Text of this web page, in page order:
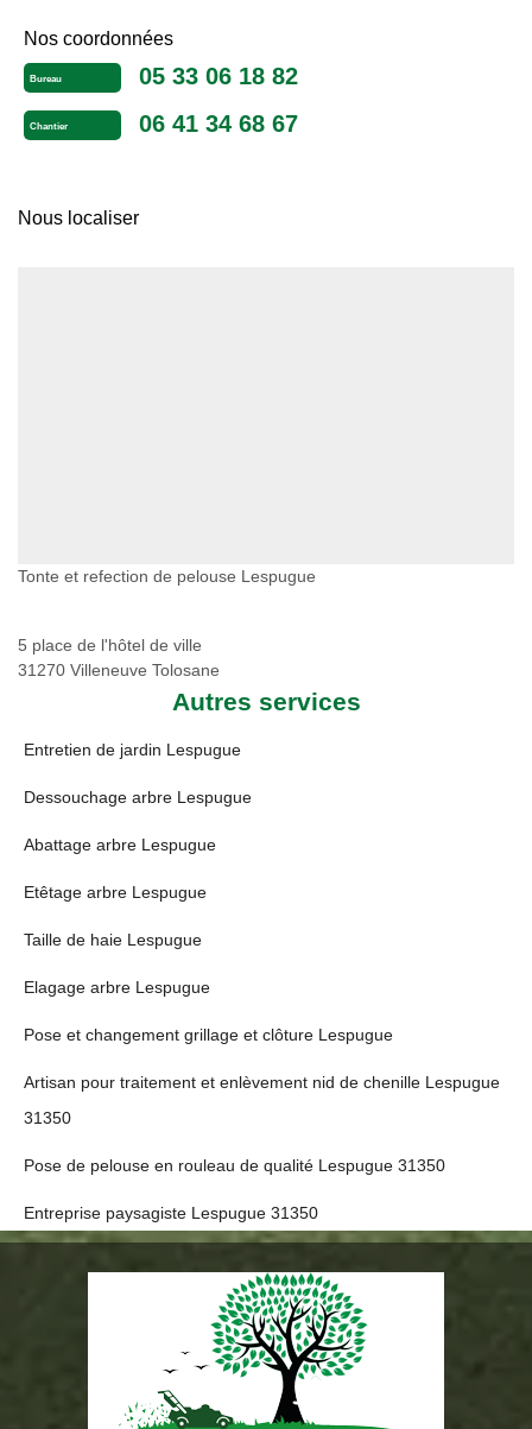
Nos coordonnées
Bureau 05 33 06 18 82
Chantier 06 41 34 68 67
Nous localiser
Tonte et refection de pelouse Lespugue
5 place de l'hôtel de ville
31270 Villeneuve Tolosane
Autres services
Entretien de jardin Lespugue
Dessouchage arbre Lespugue
Abattage arbre Lespugue
Etêtage arbre Lespugue
Taille de haie Lespugue
Elagage arbre Lespugue
Pose et changement grillage et clôture Lespugue
Artisan pour traitement et enlèvement nid de chenille Lespugue
31350
Pose de pelouse en rouleau de qualité Lespugue 31350
Entreprise paysagiste Lespugue 31350